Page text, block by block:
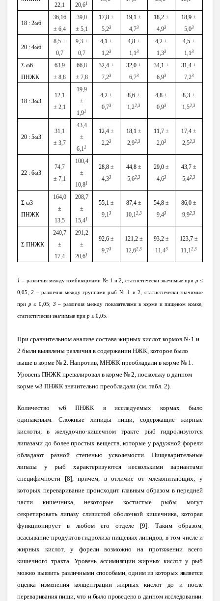
22,1
20,61
18 : 2ω6
36,16
± 6,4
39,0
± 5,1
17,8 ±
5,23
19,1 ±
4,73
18,2 ±
4,93
18,9 ±
5,03
20 : 4ω6
8,5 ±
0,7
9,3 ±
0,7
4,1 ±
1,23
4,8 ±
1,13
4,2 ±
1,33
4,5 ±
1,13
Σω6
ПНЖК
63,9
± 8,8
66,8
± 7,8
32,4 ±
7,23
32,0 ±
6,73
34,1 ±
6,93
31,4 ±
7,23
18 : 3ω3
12,1
± 2,1
19,9
±
1,91
4,2 ±
0,73
8,6 ±
1,22,3
4,8 ±
0,93
8,3 ±
1,52,3
20 : 5ω3
31,1
± 3,7
43,4
±
6,1 1
12,4 ±
2,23
18,1 ±
2,92,3
11,7 ±
2,03
17,4 ±
2,52,3
22 : 6ω3
74,7
± 7,1
100,4
±
10,81
28,8 ±
4,33
44,8 ±
5,62,3
29,0 ±
4,63
43,7 ±
5,42,3
Σω3
ПНЖК
164,0
±
13,5
208,7
±
15,41
55,1 ±
9,13
87,4 ±
10,12,3
54,8 ±
9,43
86,0 ±
9,92,3
Σ ПНЖК
240,7
±
17,4
291,2
±
20,61
92,6 ±
9,73
121,2 ±
12,62,3
93,2 ±
11,43
123,7 ±
11,1 2,3
1 – различия между комбикормами № 1 и 2, статистически значимые при p≤
0,05;2 – различия между группами рыб № 1 и 2, статистически значимые
при p≤ 0,05; 3 – различия между показателями в корме и пищевом комке,
статистически значимые при p ≤ 0,05.
При сравнительном анализе состава жирных кислот кормов № 1 и
2 были выявлены различия в содержании НЖК, которое было
выше в корме № 2. Напротив, МНЖК преобладали в корме № 1.
Уровень ПНЖК превалировал в корме № 2, поскольку в данном
корме w3 ПНЖК значительно преобладали (см. табл. 2).
Количество w6 ПНЖК в исследуемых кормах было
одинаковым. Сложные липиды пищи, содержащие жирные
кислоты, в желудочно-кишечном тракте рыб гидролизуются
липазами до более простых веществ, которые у радужной форели
обладают разной степенью усвояемости. Пищеварительные
липазы у рыб характеризуются несколькими вариантами
специфичности [8], причем, в отличие от млекопитающих, у
которых переваривание происходит главным образом в передней
части кишечника, некоторые костистые рыбы могут
секретировать липазу слизистой оболочкой кишечника, которая
функционирует в любом его отделе [9]. Таким образом,
всасывание продуктов гидролиза пищевых липидов, в том числе и
жирных кислот, у форели возможно на протяжении всего
кишечного тракта.Уровень ассимиляции жирных кислот у рыб
можно выявить различными способами, одним из которых является
оценка изменения концентрации жирных кислот до и после
переваривания пищи, что и было проведено в данном исследовании.